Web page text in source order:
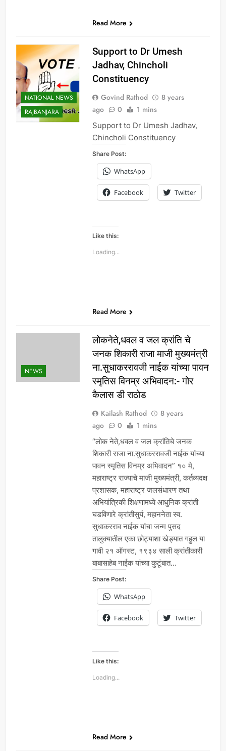
Read More
NATIONAL NEWS
RAJBANJARA
Support to Dr Umesh
Jadhav, Chincholi
Constituency
Govind Rathod
8 years
ago
0 1 mins
Support to Dr Umesh Jadhav,
Chincholi Constituency
Share Post:
WhatsApp
Facebook Twitter
Like this:
Loading...
Read More
NEWS
लोकनेते,धवल व जल क्रांति चे
जनक शिकारी राजा माजी मुख्यमंत्री
ना.सुधाकररावजी नाईक यांच्या पावन
स्मृतिस विनम्र अभिवादन:- गोर
कैलास डी राठोड
Kailash Rathod
8 years
ago
0 1 mins
“लोक नेते,धवल व जल क्रांतिचे जनक
शिकारी राजा ना.सुधाकररावजी नाईक यांच्या
पावन स्मृतिस विनम्र अभिवादन” १० मे,
महाराष्ट्र राज्याचे माजी मुख्यमंत्री, कर्तव्यदक्ष
प्रशासक, महाराष्ट्र जलसंधारण तथा
अभियांत्रिकी शिक्षणामध्ये आधुनिक क्रांती
घडविणारे क्रांतीसुर्य, महाननेता स्व.
सुधाकरराव नाईक यांचा जन्म पुसद
तालुक्यातील एका छोट्याशा खेड्यात गहुल या
गावी २१ ऑगस्ट, १९३४ साली क्रांतीकारी
बाबासाहेब नाईक यांच्या कुटूंबात…
Share Post:
WhatsApp
Facebook Twitter
Like this:
Loading...
Read More